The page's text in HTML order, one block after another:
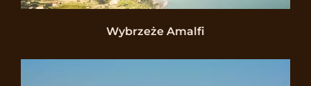
Wybrzeże Amalfi